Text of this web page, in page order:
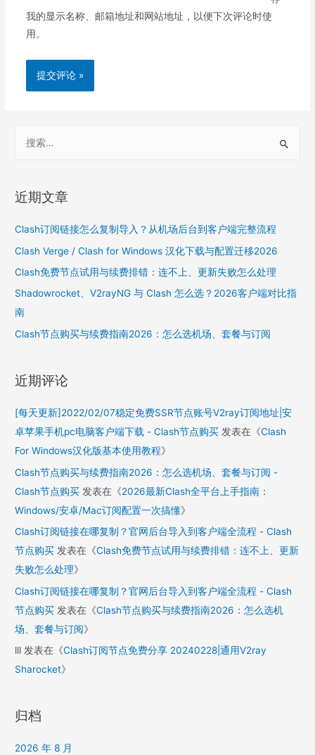
我的显示名称、邮箱地址和网站地址，以便下次评论时使
用。
r
h
f
o
近期文章
Clash订阅链接怎么复制导入？从机场后台到客户端完整流程
Clash Verge / Clash for Windows 汉化下载与配置迁移2026
Clash免费节点试用与续费排错：连不上、更新失败怎么处理
Shadowrocket、V2rayNG 与 Clash 怎么选？2026客户端对比指
南
Clash节点购买与续费指南2026：怎么选机场、套餐与订阅
近期评论
[每天更新]2022/02/07稳定免费SSR节点账号V2ray订阅地址|安
卓苹果手机pc电脑客户端下载 - Clash节点购买 发表在《Clash
For Windows汉化版基本使用教程》
Clash节点购买与续费指南2026：怎么选机场、套餐与订阅 -
Clash节点购买 发表在《2026最新Clash全平台上手指南：
Windows/安卓/Mac订阅配置一次搞懂》
Clash订阅链接在哪复制？官网后台导入到客户端全流程 - Clash
节点购买 发表在《Clash免费节点试用与续费排错：连不上、更新
失败怎么处理》
Clash订阅链接在哪复制？官网后台导入到客户端全流程 - Clash
节点购买 发表在《Clash节点购买与续费指南2026：怎么选机
场、套餐与订阅》
lll 发表在《Clash订阅节点免费分享 20240228|通用V2ray
Sharocket》
归档
2026 年 8 月